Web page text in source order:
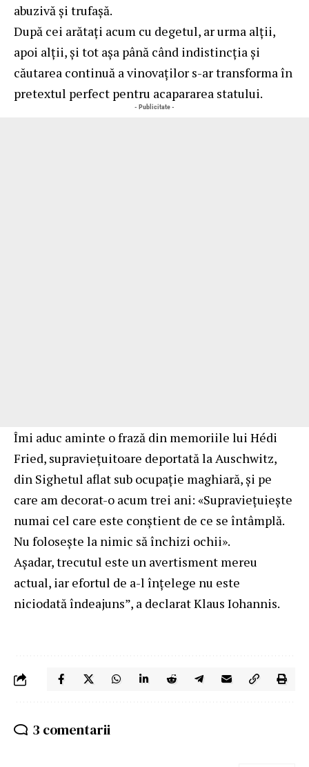
abuzivă și trufașă.
După cei arătați acum cu degetul, ar urma alții,
apoi alții, și tot așa până când indistincția și
căutarea continuă a vinovaților s-ar transforma în
pretextul perfect pentru acapararea statului.
- Publicitate -
Îmi aduc aminte o frază din memoriile lui Hédi
Fried, supraviețuitoare deportată la Auschwitz,
din Sighetul aflat sub ocupație maghiară, și pe
care am decorat-o acum trei ani: «Supraviețuiește
numai cel care este conștient de ce se întâmplă.
Nu folosește la nimic să închizi ochii».
Așadar, trecutul este un avertisment mereu
actual, iar efortul de a-l înțelege nu este
niciodată îndeajuns”, a declaratKlaus Iohannis.
3 comentarii